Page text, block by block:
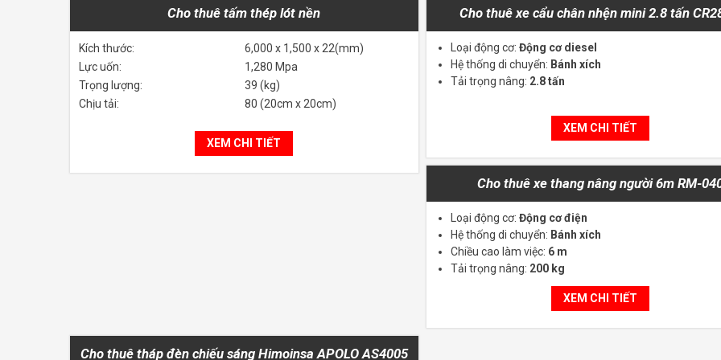
Cho thuê tấm thép lót nền
Kích thước:
6,000 x 1,500 x 22(mm)
Lực uốn:
1,280 Mpa
Trọng lượng:
39 (kg)
Chịu tải:
80 (20cm x 20cm)
XEM CHI TIẾT
Cho thuê xe cẩu chân nhện mini 2.8 tấn
Loại động cơ: Động cơ diesel
Hệ thống di chuyển: Bánh xích
Tải trọng nâng: 2.8 tấn
XEM CHI TIẾT
Cho thuê xe thang nâng người 6m RM-
Loại động cơ: Động cơ điện
Hệ thống di chuyển: Bánh xích
Chiều cao làm việc: 6 m
Tải trọng nâng: 200 kg
XEM CHI TIẾT
Cho thuê tháp đèn chiếu sáng Himoinsa APOLO AS4005